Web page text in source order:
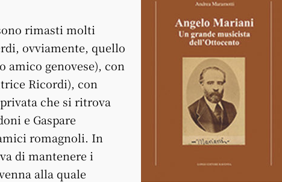
rimasti molti
ovviamente, quello
amico genovese), con
Ricordi), con
che si ritrova
e Gaspare
romagnoli. In
di mantenere i
alla quale